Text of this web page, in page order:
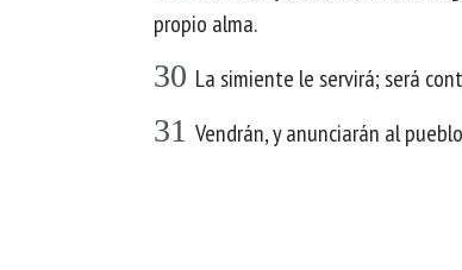
propio alma.
30 La simiente le servirá; será
31 Vendrán, y anunciarán al